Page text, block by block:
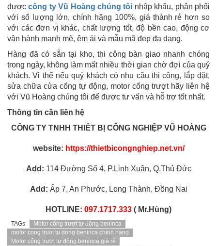
đượccông ty Vũ Hoàng chúng tôi nhập khẩu, phân phối
với số lượng lớn, chính hãng 100%, giá thành rẻ hơn so
với các đơn vị khác, chất lượng tốt, độ bền cao, động cơ
vận hành mạnh mẽ, êm ái và mẫu mã đẹp đa dạng.
Hàng đã có sẵn tại kho, thi công bàn giao nhanh chóng
trong ngày, không làm mất nhiều thời gian chờ đợi của quý
khách. Vi thế nếu quý khách có nhu cầu thi công, lắp đặt,
sửa chữa cửa cổng tự động, motor cổng trượt hãy liên hệ
với Vũ Hoàng chúng tôi để được tư vấn và hỗ trợ tốt nhất.
Thông tin cần liên hệ
CÔNG TY TNHH THIẾT BỊ CÔNG NGHIỆP VŨ HOÀNG
website: https://thietbicongnghiep.net.vn/
Add: 114 Đường Số 4, P.Linh Xuân, Q.Thủ Đức
Add: Ấp 7, An Phước, Long Thành, Đồng Nai
HOTLINE: 097.1717.333 ( Mr.Hùng)
TAGs
Motor cổng trượt tự động beninca
motor cong truot tu dong beninca chinh hang
Motor cổng trượt tự động beninca giá rẻ